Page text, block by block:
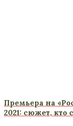
Премьера на
2021: сюжет, кто